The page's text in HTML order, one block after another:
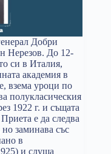
Добри
Нерезов. До 12-
си в Италия,
академия в
взема уроци по
полукласическия
1922 г. и същата
е да следва
заминава със
в
и слуша